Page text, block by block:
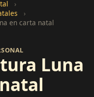
›
›
en carta natal
Luna